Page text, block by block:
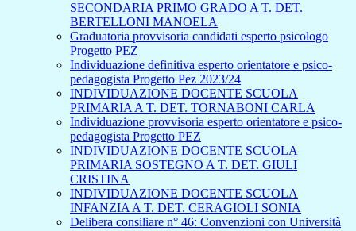
SECONDARIA PRIMO GRADO A T. DET.
BERTELLONI MANOELA
Graduatoria provvisoria candidati esperto psicologo
Progetto PEZ
Individuazione definitiva esperto orientatore e psico-
pedagogista Progetto Pez 2023/24
INDIVIDUAZIONE DOCENTE SCUOLA
PRIMARIA A T. DET. TORNABONI CARLA
Individuazione provvisoria esperto orientatore e psico-
pedagogista Progetto PEZ
INDIVIDUAZIONE DOCENTE SCUOLA
PRIMARIA SOSTEGNO A T. DET. GIULI
CRISTINA
INDIVIDUAZIONE DOCENTE SCUOLA
INFANZIA A T. DET. CERAGIOLI SONIA
Delibera consiliare n° 46: Convenzioni con Università